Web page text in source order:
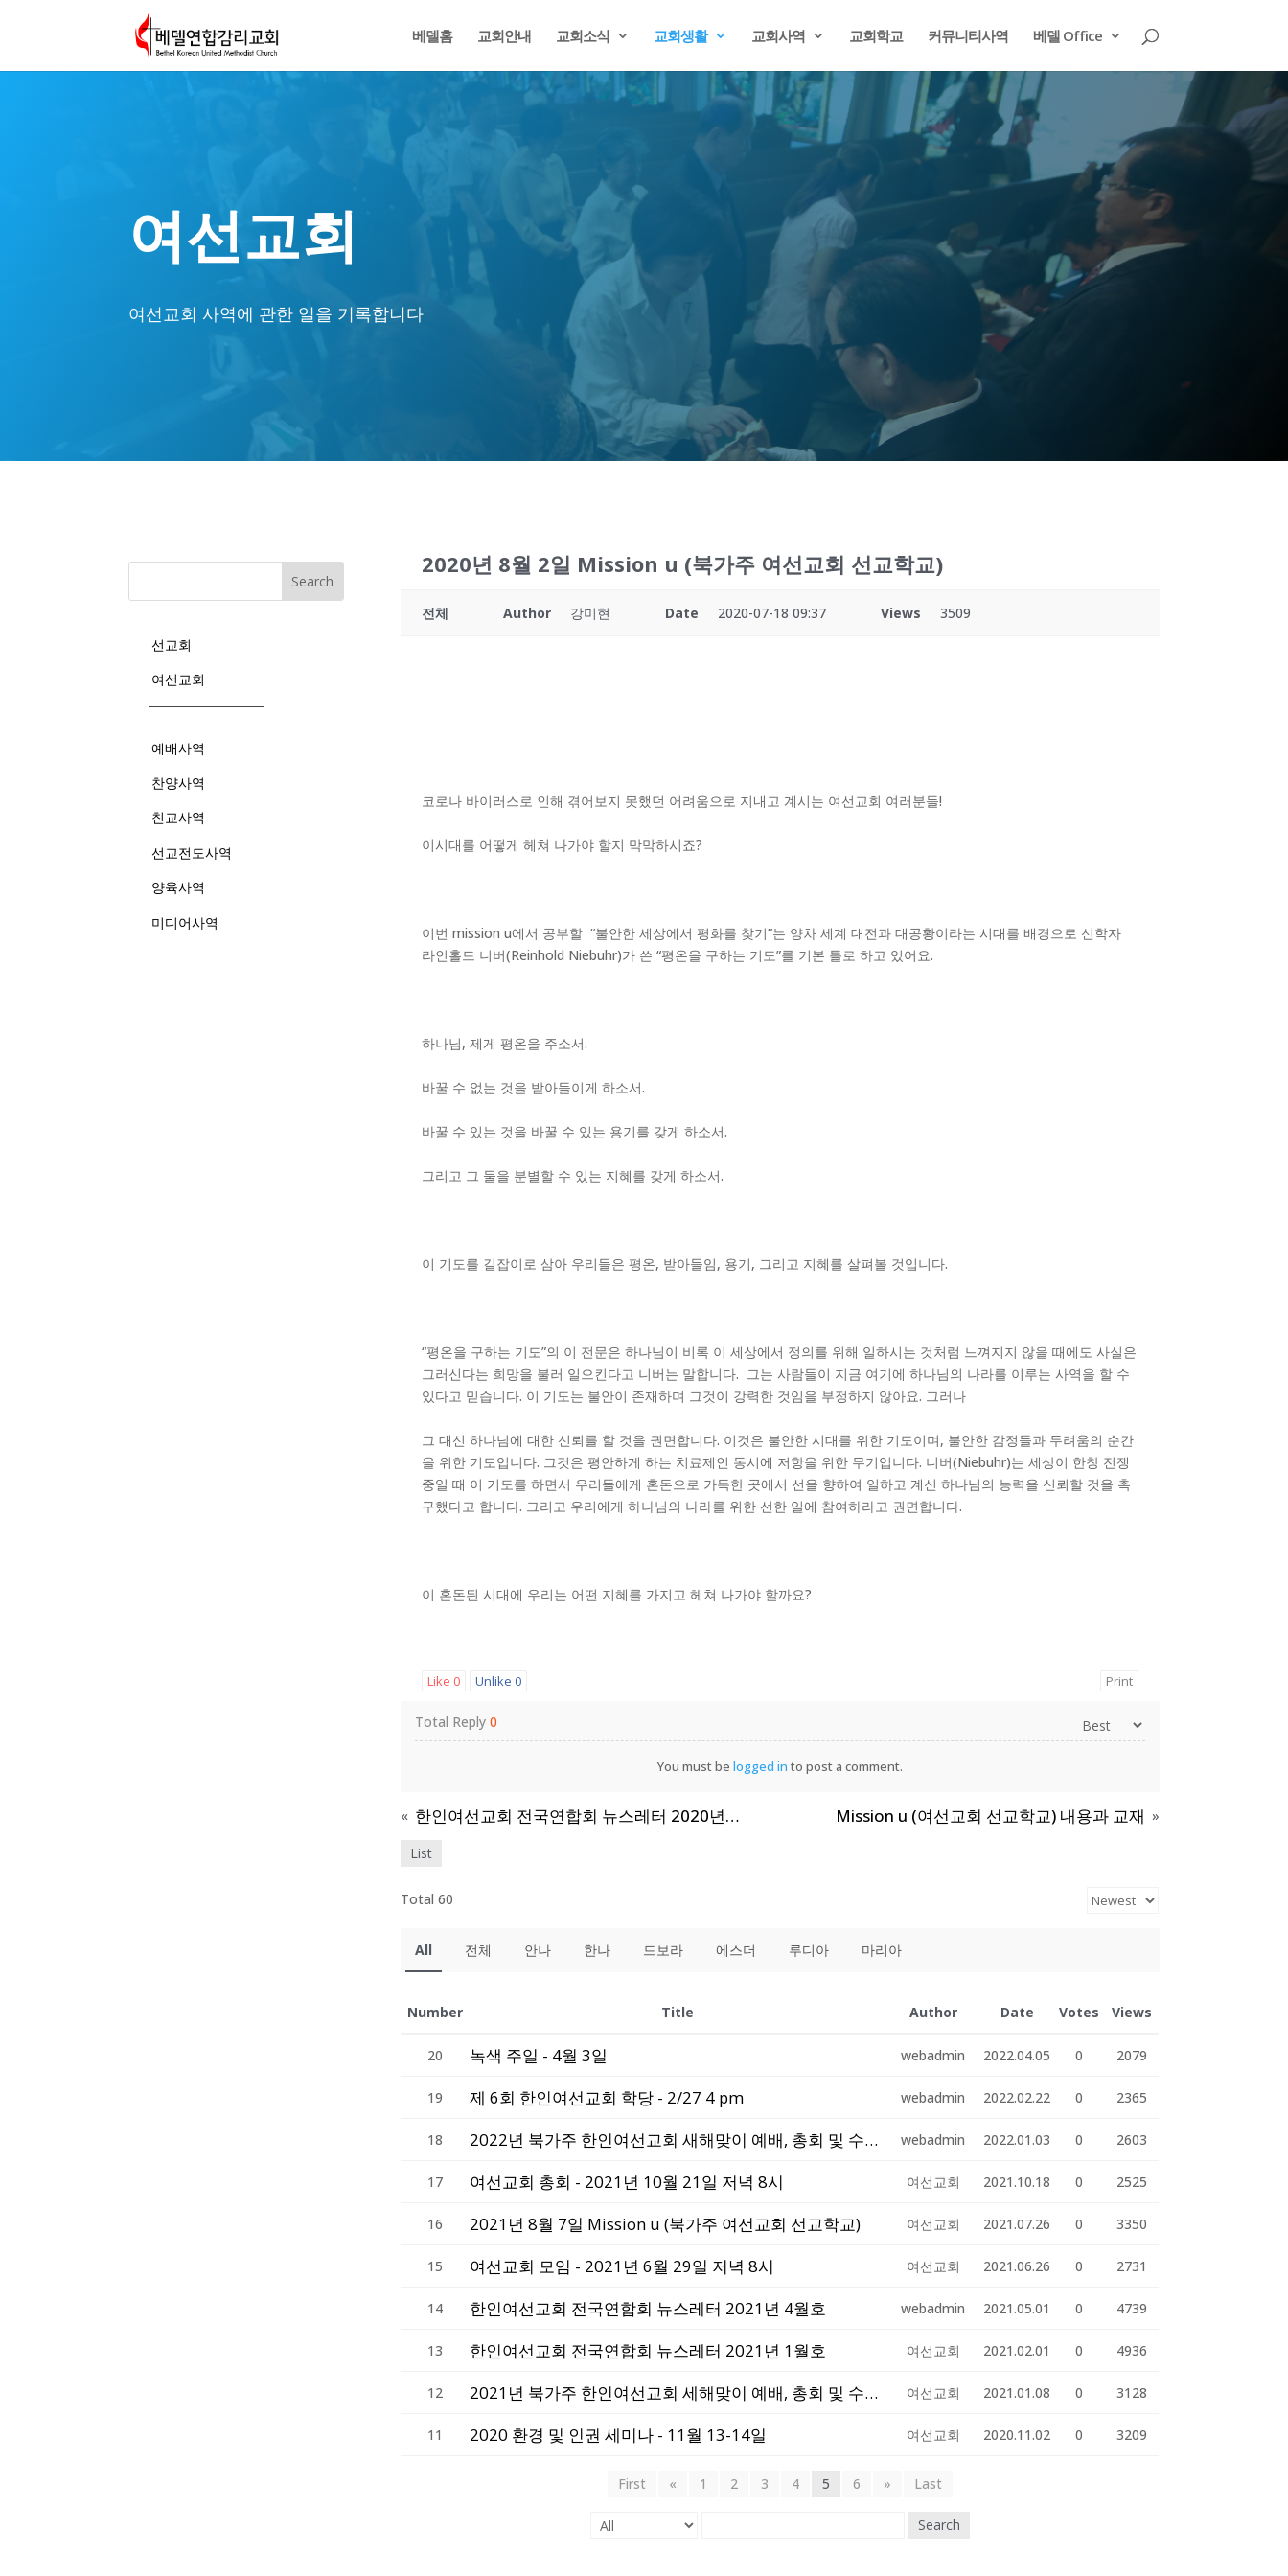
베델홈 교회안내 교회소식 교회생활 교회사역 교회학교 커뮤니티사역 베델 Office
여선교회
여선교회 사역에 관한 일을 기록합니다
선교회
여선교회
예배사역
찬양사역
친교사역
선교전도사역
양육사역
미디어사역
2020년 8월 2일 Mission u (북가주 여선교회 선교학교)
전체 Author 강미현 Date 2020-07-18 09:37 Views 3509
코로나 바이러스로 인해 겪어보지 못했던 어려움으로 지내고 계시는 여선교회 여러분들!
이시대를 어떻게 헤쳐 나가야 할지 막막하시죠?
이번 mission u에서 공부할 “불안한 세상에서 평화를 찾기”는 양차 세계 대전과 대공황이라는 시대를 배경으로 신학자
라인홀드 니버(Reinhold Niebuhr)가 쓴 “평온을 구하는 기도”를 기본 틀로 하고 있어요.
하나님, 제게 평온을 주소서.
바꿀 수 없는 것을 받아들이게 하소서.
바꿀 수 있는 것을 바꿀 수 있는 용기를 갖게 하소서.
그리고 그 둘을 분별할 수 있는 지혜를 갖게 하소서.
이 기도를 길잡이로 삼아 우리들은 평온, 받아들임, 용기, 그리고 지혜를 살펴볼 것입니다.
“평온을 구하는 기도”의 이 전문은 하나님이 비록 이 세상에서 정의를 위해 일하시는 것처럼 느껴지지 않을 때에도 사실은
그러신다는 희망을 불러 일으킨다고 니버는 말합니다. 그는 사람들이 지금 여기에 하나님의 나라를 이루는 사역을 할 수
있다고 믿습니다. 이 기도는 불안이 존재하며 그것이 강력한 것임을 부정하지 않아요. 그러나
그 대신 하나님에 대한 신뢰를 할 것을 권면합니다. 이것은 불안한 시대를 위한 기도이며, 불안한 감정들과 두려움의 순간
을 위한 기도입니다. 그것은 평안하게 하는 치료제인 동시에 저항을 위한 무기입니다. 니버(Niebuhr)는 세상이 한창 전쟁
중일 때 이 기도를 하면서 우리들에게 혼돈으로 가득한 곳에서 선을 향하여 일하고 계신 하나님의 능력을 신뢰할 것을 촉
구했다고 합니다. 그리고 우리에게 하나님의 나라를 위한 선한 일에 참여하라고 권면합니다.
이 혼돈된 시대에 우리는 어떤 지혜를 가지고 헤쳐 나가야 할까요?
Like 0 Unlike 0 Print
Total Reply 0
You must be logged in to post a comment.
« 한인여선교회 전국연합회 뉴스레터 2020년 6월호 Mission u (여선교회 선교학교) 내용과 교재 »
List
Total 60
All 전체 안나 한나 드보라 에스더 루디아 마리아
Number Title Author Date Votes Views
20 녹색 주일 - 4월 3일 webadmin 2022.04.05 0 2079
19 제 6회 한인여선교회 학당 - 2/27 4 pm webadmin 2022.02.22 0 2365
18 2022년 북가주 한인여선교회 새해맞이 예배, 총회 및 수련회 - 1월 8일 오전 10시 webadmin 2022.01.03 0 2603
17 여선교회 총회 - 2021년 10월 21일 저녁 8시 여선교회 2021.10.18 0 2525
16 2021년 8월 7일 Mission u (북가주 여선교회 선교학교) 여선교회 2021.07.26 0 3350
15 여선교회 모임 - 2021년 6월 29일 저녁 8시 여선교회 2021.06.26 0 2731
14 한인여선교회 전국연합회 뉴스레터 2021년 4월호 webadmin 2021.05.01 0 4739
13 한인여선교회 전국연합회 뉴스레터 2021년 1월호 여선교회 2021.02.01 0 4936
12 2021년 북가주 한인여선교회 세해맞이 예배, 총회 및 수련회 여선교회 2021.01.08 0 3128
11 2020 환경 및 인권 세미나 - 11월 13-14일 여선교회 2020.11.02 0 3209
First « 1 2 3 4 5 6 » Last
Search